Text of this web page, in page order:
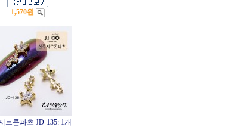
1,570원
르콘파츠 JD-135: 1개